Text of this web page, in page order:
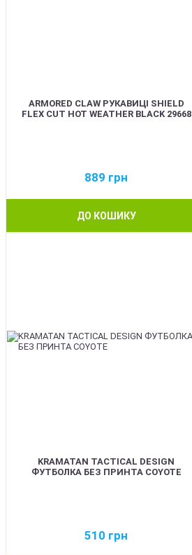
ARMORED CLAW РУКАВИЦІ SHIELD
FLEX CUT HOT WEATHER BLACK 29668
889 грн
ДО КОШИКУ
KRAMATAN TACTICAL DESIGN
ФУТБОЛКА БЕЗ ПРИНТА COYOTE
510 грн